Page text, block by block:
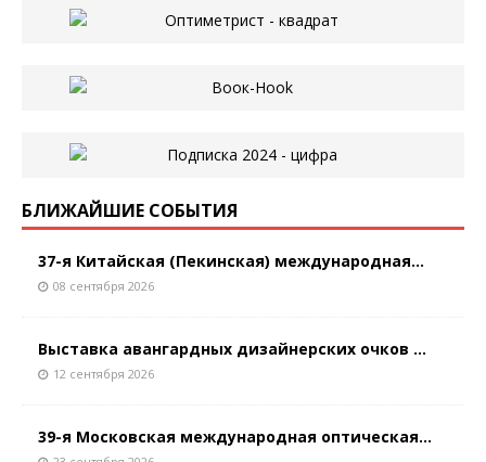
БЛИЖАЙШИЕ СОБЫТИЯ
37-я Китайская (Пекинская) международная...
08 сентября 2026
Выставка авангардных дизайнерских очков ...
12 сентября 2026
39-я Московская международная оптическая...